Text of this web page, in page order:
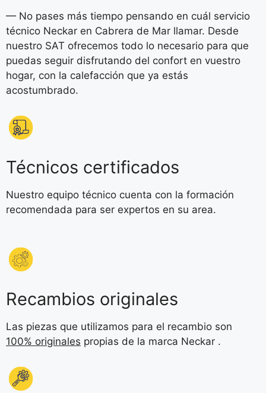
— No pases más tiempo pensando en cuál servicio
técnico Neckar en Cabrera de Mar llamar. Desde
nuestro SAT ofrecemos todo lo necesario para que
puedas seguir disfrutando del confort en vuestro
hogar, con la calefacción que ya estás
acostumbrado.
Técnicos certificados
Nuestro equipo técnico cuenta con la formación
recomendada para ser expertos en su area.
Recambios originales
Las piezas que utilizamos para el recambio son
100% originales propias de la marca Neckar .